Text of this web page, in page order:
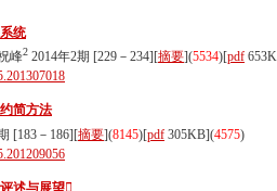
统
峰2 2014年2期 [229－234][摘要](5534)[pdf
简方法
[183－186][摘要](8145)[pdf 305KB](4575)
述与展望